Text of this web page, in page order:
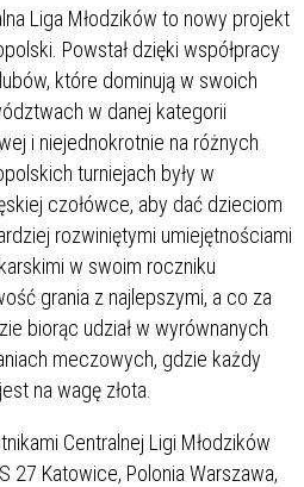
Liga Młodzików to nowy projekt
Powstał dzięki współpracy
które dominują w swoich
w danej kategorii
i niejednokrotnie na różnych
turniejach były w
czołówce, aby dać dzieciom
rozwiniętymi umiejętnościami
w swoim roczniku
grania z najlepszymi, a co za
biorąc udział w wyrównanych
meczowych, gdzie każdy
na wagę złota.
Centralnej Ligi Młodzików
27 Katowice, Polonia Warszawa,